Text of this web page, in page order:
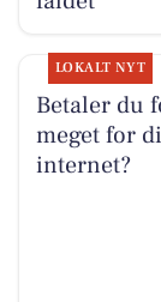
LOKALT NYT
Betaler du
meget for
internet?